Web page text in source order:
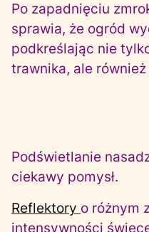
Po zapadnięciu
sprawia, że ogród
podkreślając nie
trawnika, ale
Podświetlanie
ciekawy pomysł.
Reflektory o różnym
intensywności